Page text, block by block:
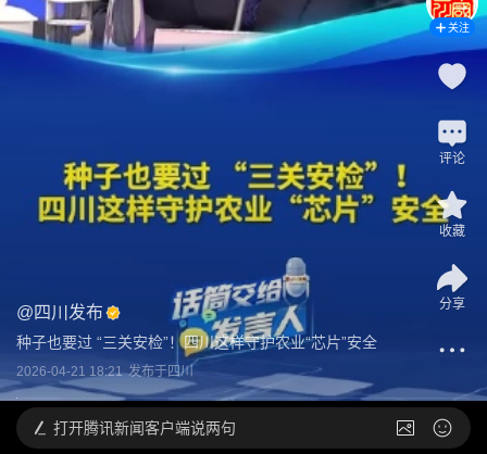
@四川发布
种子也要过 “三关安检”！四川这样守护农业“芯片”安全
2026-04-21 18:21 发布于四川
关注
评论
收藏
分享
打开腾讯新闻客户端说两句